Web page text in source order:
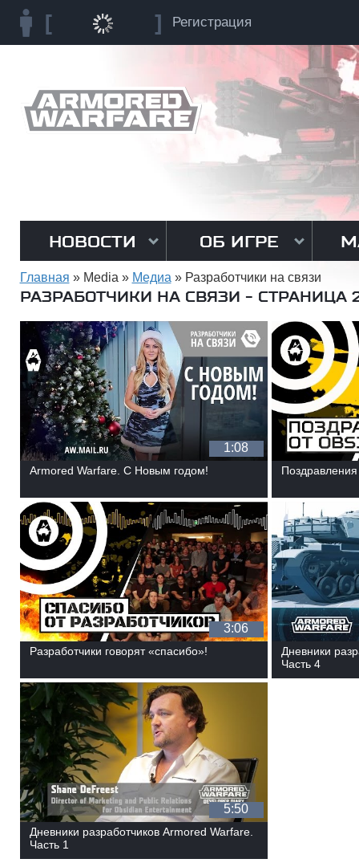
Регистрация
НОВОСТИ ОБ ИГРЕ
Главная »Media » Медиа »Разработчики на связи
РАЗРАБОТЧИКИ НА СВЯЗИ - СТРАНИЦА
1:08
Armored Warfare. С Новым годом!
3:06
Разработчики говорят «спасибо»!
Дневники
Часть 4
5:50
Дневники разработчиков Armored Warfare.
Часть 1